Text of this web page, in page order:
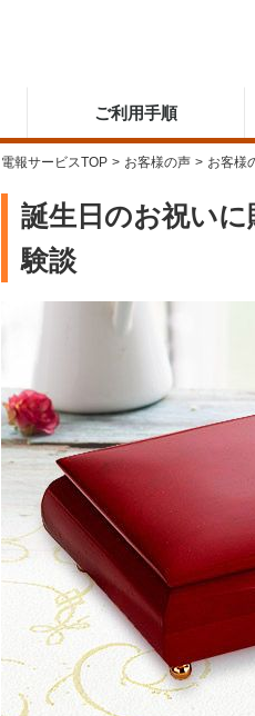
ご利用手順
電報サービスTOP > お客様の声 > お客様
誕生日のお祝い
験談